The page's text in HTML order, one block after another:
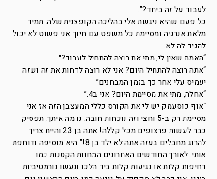
לעבוד על זה ביחד?”.
כל פעם שהיא ניגשת אלי בהליכה הקופצנית שלה, תמיד
מלאת אנרגיה ומסיימת כל משפט עם חיוך אני פשוט לא יכול
להגיד לה לא.
“האמת שאין לי, מתי את רוצה להתחיל לעבוד?״
“אתה רוצה להתחיל היום? אני לא רוצה לדחות את זה ושזה
יעמיס עלי אחר כך בזמן המבחנים”
“אחלה, מתי את מסיימת היום? אני ב4.”
“אוף כוסעמק יש לי את הקורס כללי המעצבן הזה אז אני
מסיימת רק ב-5 וחצי וזה נוכחות חובה. נו מה איתך, תפסיק
כבר לעשות פרצופים מכל קללה! אתה בן 23 והיית צריך
להרוג מחבלים בעזה אתה לא ילד בן 8!” היא מוסיפה ודוחפת
אותי. לאורך החודשים האחרונים המחוות הקטנות כמו
דחיפות קלות או נגיעות קלות ביד הלכו ונעשו נורמטיביות